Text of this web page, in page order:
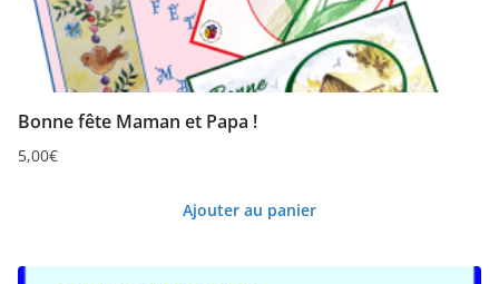
Bonne fête Maman et Papa !
5,00€
Ajouter au panier